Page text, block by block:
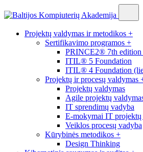
Projektų valdymas ir metodikos +
Sertifikavimo programos +
PRINCE2® 7th edition
ITIL® 5 Foundation
ITIL® 4 Foundation
Projektų ir procesų valdymas
Projektų valdymas
Agile projektų
IT sprendimų vadyba
E-mokymai IT
Veiklos procesų vadyba
Kūrybinės metodikos +
Design Thinking